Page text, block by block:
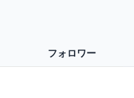
フォロワー